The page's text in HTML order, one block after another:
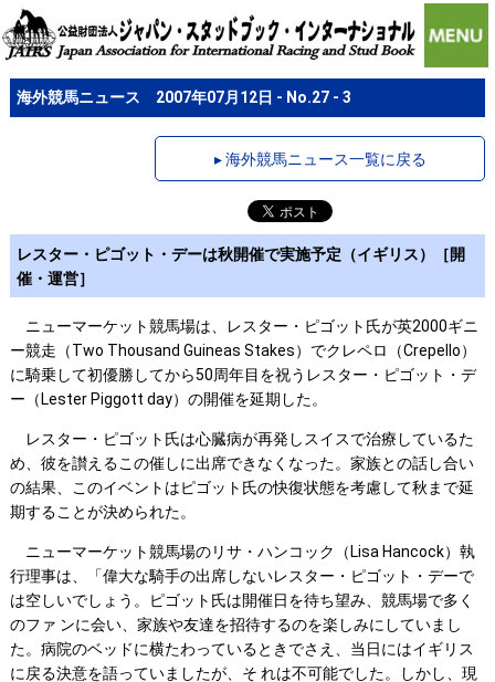
海外競馬ニュース 2007年07月12日 - No.27 - 3
▸ 海外競馬ニュース一覧に戻る
レスター・ピゴット・デーは秋開催で実施予定（イギリス）［開
催・運営］
ニューマーケット競馬場は、レスター・ピゴット氏が英2000ギニ
ー競走（Two Thousand Guineas Stakes）でクレペロ（Crepello）
に騎乗して初優勝してから50周年目を祝うレスター・ピゴット・デ
ー（Lester Piggott day）の開催を延期した。
レスター・ピゴット氏は心臓病が再発しスイスで治療しているた
め、彼を讃えるこの催しに出席できなくなった。家族との話し合い
の結果、このイベントはピゴット氏の快復状態を考慮して秋まで延
期することが決められた。
ニューマーケット競馬場のリサ・ハンコック（Lisa Hancock）執
行理事は、「偉大な騎手の出席しないレスター・ピゴット・デーで
は空しいでしょう。ピゴット氏は開催日を待ち望み、競馬場で多く
のファ ンに会い、家族や友達を招待するのを楽しみにしていまし
た。病院のベッドに横たわっているときでさえ、当日にはイギリス
に戻る決意を語っていましたが、そ れは不可能でした。しかし、現